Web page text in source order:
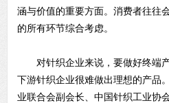
涵与价值的重要方面。消费者往往
的所有环节综合考虑。
对针织企业来说，要做好终端产
下游针织企业很难做出理想的产品
业联合会副会长、中国针织工业协